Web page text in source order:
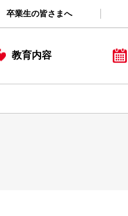
卒業生の皆さまへ
教育内容